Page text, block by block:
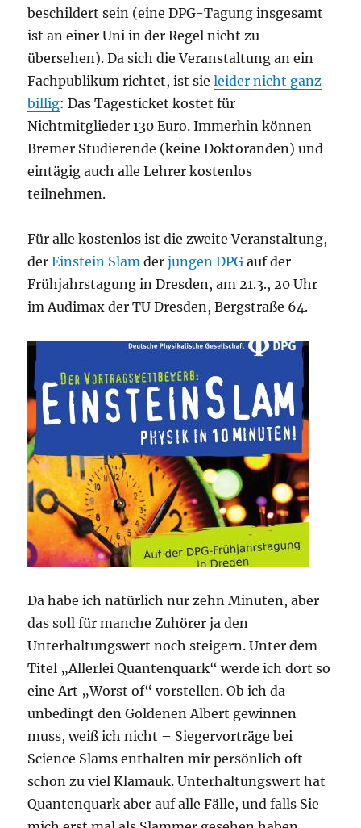
beschildert sein (eine DPG-Tagung insgesamt
ist an einer Uni in der Regel nicht zu
übersehen). Da sich die Veranstaltung an ein
Fachpublikum richtet, ist sieleider nicht ganz
billig: Das Tagesticket kostet für
Nichtmitglieder 130 Euro. Immerhin können
Bremer Studierende (keine Doktoranden) und
eintägig auch alle Lehrer kostenlos
teilnehmen.
Für alle kostenlos ist die zweite Veranstaltung,
derEinstein Slam derjungen DPG auf der
Frühjahrstagung in Dresden, am 21.3., 20 Uhr
im Audimax der TU Dresden, Bergstraße 64.
Da habe ich natürlich nur zehn Minuten, aber
das soll für manche Zuhörer ja den
Unterhaltungswert noch steigern. Unter dem
Titel „Allerlei Quantenquark“ werde ich dort so
eine Art „Worst of“ vorstellen. Ob ich da
unbedingt den Goldenen Albert gewinnen
muss, weiß ich nicht – Siegervorträge bei
Science Slams enthalten mir persönlich oft
schon zu viel Klamauk. Unterhaltungswert hat
Quantenquark aber auf alle Fälle, und falls Sie